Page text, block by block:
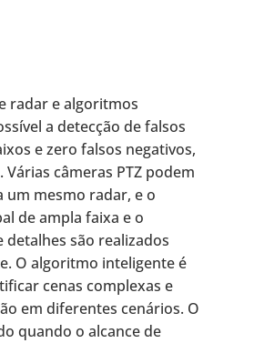
radar e algoritmos
a detecção de falsos
e zero falsos negativos,
câmeras PTZ podem
um mesmo radar, e o
de ampla faixa e o
são realizados
O algoritmo inteligente é
cenas complexas e
em diferentes cenários. O
quando o alcance de